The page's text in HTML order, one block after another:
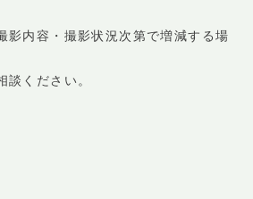
内容・撮影状況次第で増減する場
ください。